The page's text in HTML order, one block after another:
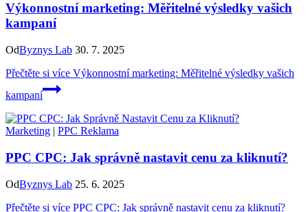
Výkonnostní marketing: Měřitelné výsledky vašich
kampaní
OdByznys Lab 30. 7. 2025
Přečtěte si více Výkonnostní marketing: Měřitelné výsledky vašich
kampaní
Marketing | PPC Reklama
PPC CPC: Jak správně nastavit cenu za kliknutí?
OdByznys Lab 25. 6. 2025
Přečtěte si více PPC CPC: Jak správně nastavit cenu za kliknutí?